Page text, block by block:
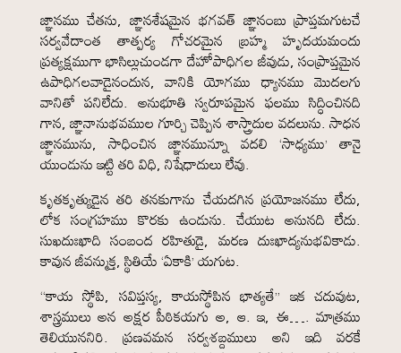
జ్ఞానము చేతను, జ్ఞానశేషమైన భగవత్ జ్ఞానంబు ప్రాప్తమగుటచే
సర్వవేదాంత తాత్పర్య గోచరమైన బ్రహ్మ హృదయమందు
ప్రత్యక్షముగా భాసిల్లుచుండగా దేహోపాధిగల జీవుడు, సంప్రాప్తమైన
ఉపాధిగలవాడైనందున, వానికి యోగము ధ్యానము మొదలగు
వానితో పనిలేదు. అనుభూతి స్వరూపమైన ఫలము సిద్ధించినది
గాన, జ్ఞానానుభవముల గూర్చి చెప్పిన శాస్త్రాదుల వదలును. సాధన
జ్ఞానమును, సాధించిన జ్ఞానమున్నూ వదలి ‘సాధ్యము’ తానై
యుండును ఇట్టి తరి విధి, నిషేధాదులు లేవు.
కృతకృత్యుడైన తరి తనకుగాను చేయదగిన ప్రయోజనము లేదు,
లోక సంగ్రహము కొరకు ఉండును. చేయుట అనునది లేదు.
సుఖదుఃఖాది సంబంద రహితుడై, మరణ దుఃఖాద్యనుభవికాడు.
కావున జీవన్ముక్త, స్థితియే ‘ఏకాకి’ యగుట.
“కాయ స్థోపి, సవిప్తస్య, కాయస్థోపిన భాత్యతే” ఇక చదువుట,
శాస్త్రములు అన అక్షర పీఠికయగు అ, ఆ. ఇ, ఈ…. మాత్రము
తెలియుననిరి. ప్రణవమన సర్వశబ్దములు అని ఇది వరకే